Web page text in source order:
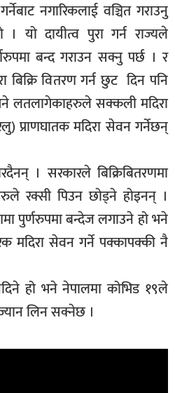
नगारिकलाई वञ्चित गराउनु
। यो दायीत्व पुरा गर्न राज्यले
बन्द गराउन सक्नु पर्छ । र
वितरण गर्न छुट दिन पनि
लतलागेकाहरुले सक्कली मदिरा
प्राणघातक मदिरा सेवन गर्नेछन्
। सरकारले बिक्रिबितरणमा
रक्सी पिउन छाेड्ने हाेइनन् ।
पुर्णरुपमा बन्देज लगाउने हो भने
मदिरा सेवन गर्ने पक्कापक्की नै
हो भने नेपालमा कोभिड १९ले
लिन सक्नेछ ।